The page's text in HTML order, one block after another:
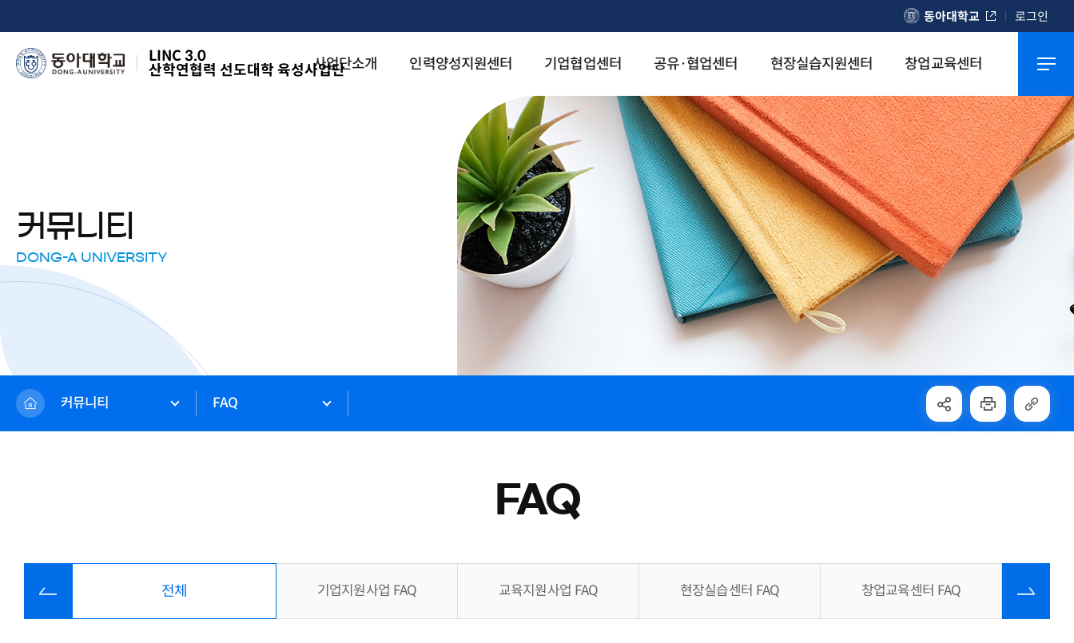
동아대학교 로그인
LINC 3.0
산학연협력 선도대학 육성사업단사업단소개 인력양성지원센터 기업협업센터 공유·협업센터 현장실습지원센터 창업교육센터
커뮤니티
커뮤니티
DONG-A UNIVERSITY
커뮤니티 FAQ
FAQ
전체 기업지원사업 FAQ 교육지원사업 FAQ 현장실습센터 FAQ 창업교육센터 FAQ